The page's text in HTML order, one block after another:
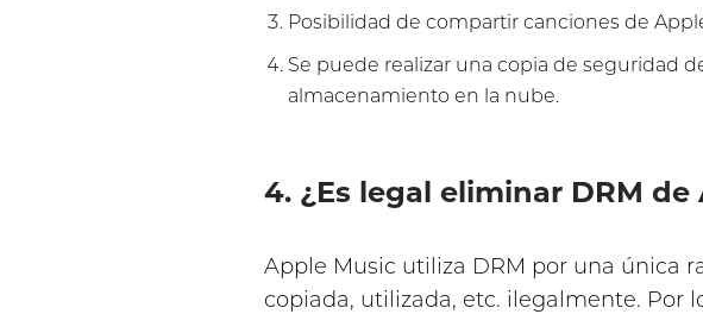
Posibilidad de compartir canciones de
Se puede realizar una copia de seguridad
almacenamiento en la nube.
4. ¿Es legal eliminar DRM de
Apple Music utiliza DRM por una única
copiada, utilizada, etc. ilegalmente. Por